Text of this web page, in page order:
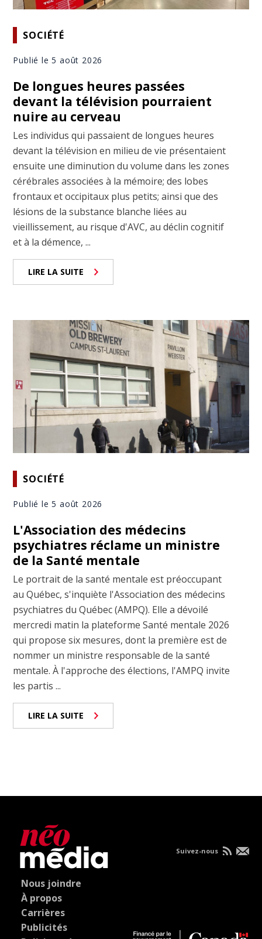
SOCIÉTÉ
Publié le 5 août 2026
De longues heures passées
devant la télévision pourraient
nuire au cerveau
Les individus qui passaient de longues heures
devant la télévision en milieu de vie présentaient
ensuite une diminution du volume dans les zones
cérébrales associées à la mémoire; des lobes
frontaux et occipitaux plus petits; ainsi que des
lésions de la substance blanche liées au
vieillissement, au risque d'AVC, au déclin cognitif
et à la démence, ...
LIRE LA SUITE
SOCIÉTÉ
Publié le 5 août 2026
L'Association des médecins
psychiatres réclame un ministre
de la Santé mentale
Le portrait de la santé mentale est préoccupant
au Québec, s'inquiète l'Association des médecins
psychiatres du Québec (AMPQ). Elle a dévoilé
mercredi matin la plateforme Santé mentale 2026
qui propose six mesures, dont la première est de
nommer un ministre responsable de la santé
mentale. À l'approche des élections, l'AMPQ invite
les partis ...
LIRE LA SUITE
Nous joindre
À propos
Carrières
Publicités
Suivez-nous